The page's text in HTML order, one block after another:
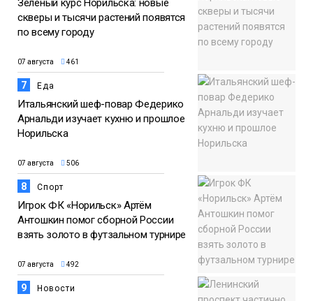
Зелёный курс Норильска: новые
скверы и тысячи растений появятся
по всему городу
07 августа 461
7 Еда
Итальянский шеф-повар Федерико
Арнальди изучает кухню и прошлое
Норильска
07 августа 506
8 Спорт
Игрок ФК «Норильск» Артём
Антошкин помог сборной России
взять золото в футзальном турнире
07 августа 492
9 Новости